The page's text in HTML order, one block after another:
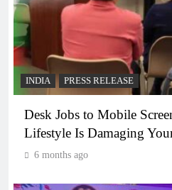
INDIA PRESS RELEASE
Desk Jobs to Mobile
Lifestyle Is Damaging
6 months ago